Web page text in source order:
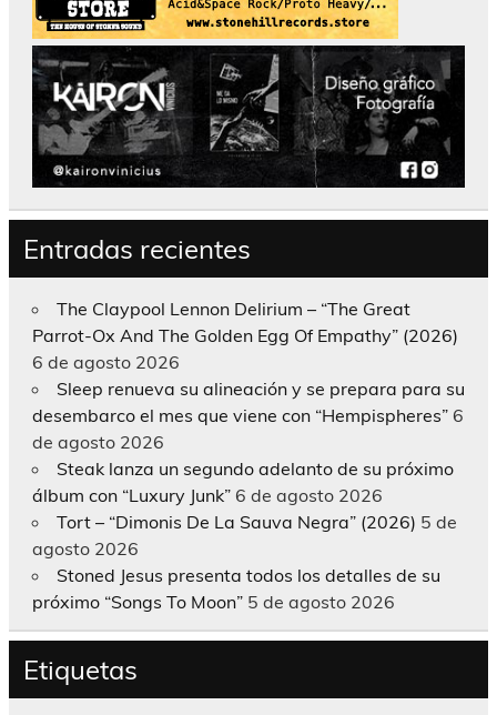
Entradas recientes
The Claypool Lennon Delirium – “The Great
Parrot-Ox And The Golden Egg Of Empathy” (2026)
6 de agosto 2026
Sleep renueva su alineación y se prepara para su
desembarco el mes que viene con “Hempispheres” 6
de agosto 2026
Steak lanza un segundo adelanto de su próximo
álbum con “Luxury Junk” 6 de agosto 2026
Tort – “Dimonis De La Sauva Negra” (2026) 5 de
agosto 2026
Stoned Jesus presenta todos los detalles de su
próximo “Songs To Moon” 5 de agosto 2026
Etiquetas